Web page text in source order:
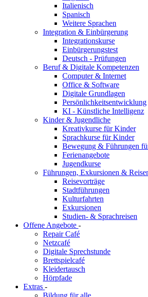
Italienisch
Spanisch
Weitere Sprachen
Integration & Einbürgerung
Integrationskurse
Einbürgerungstest
Deutsch - Prüfungen
Beruf & Digitale Kompetenzen
Computer & Internet
Office & Software
Digitale Grundlagen
Persönlichkeitsentwicklung
KI - Künstliche Intelligenz
Kinder & Jugendliche
Kreativkurse für Kinder
Sprachkurse für Kinder
Bewegung & Führungen
Ferienangebote
Jugendkurse
Führungen, Exkursionen &
Reisevorträge
Stadtführungen
Kulturfahrten
Exkursionen
Studien- & Sprachreisen
Offene Angebote -
Repair Café
Netzcafé
Digitale Sprechstunde
Brettspielcafé
Kleidertausch
Hörpfade
Extras -
Bildung für alle